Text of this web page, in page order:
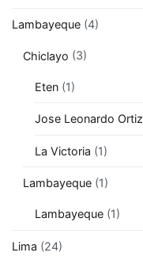
Lambayeque (4)
Chiclayo (3)
Eten(1)
Jose Leonardo Ortiz
La Victoria (1)
Lambayeque (1)
Lambayeque(1)
Lima (24)